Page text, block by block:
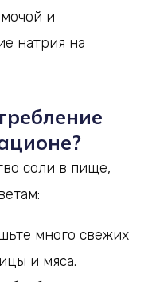
и
натрия на
соли в пище,
много свежих
и мяса.